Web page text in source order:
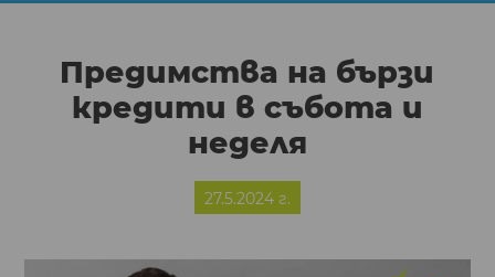
Предимства на бързи
кредити в събота и
неделя
27.5.2024 г.